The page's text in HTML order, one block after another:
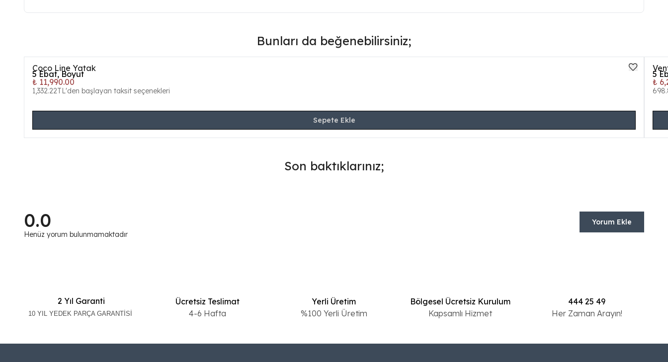
Bunları da beğenebilirsiniz;
Coco Line Yatak
5 Ebat, Boyut
₺ 11,990.00
1,332.22TL'den başlayan taksit seçenekleri
Sepete Ekle
5
₺
Son baktıklarınız;
0.0
Henüz yorum bulunmamaktadır
Yorum Ekle
2 Yıl Garanti
10 YIL YEDEK PARÇA GARANTİSİ
Ücretsiz Teslimat
4-6 Hafta
Yerli Üretim
%100 Yerli Üretim
Bölgesel Ücretsiz Kurulum
Kapsamlı Hizmet
444 25 49
Her Zaman Arayın!